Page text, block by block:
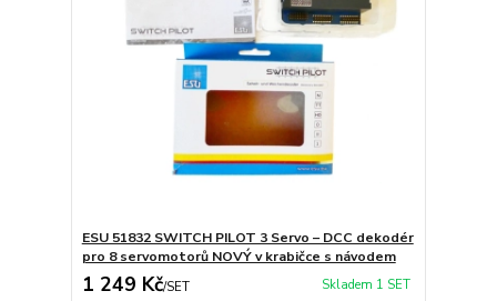
ESU 51832 SWITCH PILOT 3 Servo – DCC dekodér
pro 8 servomotorů NOVÝ v krabičce s návodem
1 249 Kč/SET Skladem 1 SET